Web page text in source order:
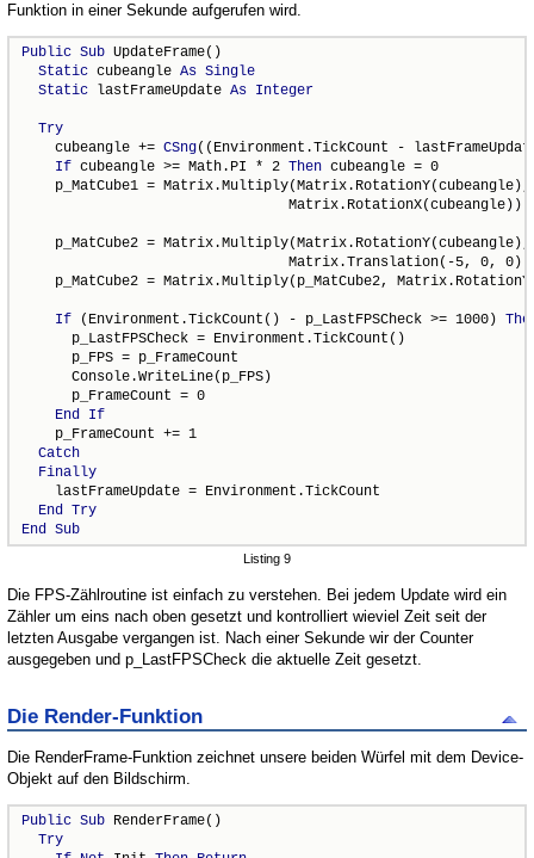
Funktion in einer Sekunde aufgerufen wird.
Public Sub UpdateFrame()
Static cubeangle As Single
Static lastFrameUpdate As Integer
Try
    cubeangle +=
CSng((Environment.TickCount -
If cubeangle >= Math.PI * 2 Then cubeangle = 0
p_MatCube1 = Matrix.Multiply(Matrix.RotationY(cubeangle),
                                Matrix.RotationX(cubeangle))
p_MatCube2 = Matrix.Multiply(Matrix.RotationY(cubeangle),
                                Matrix.Translation(-5, 0, 0))
p_MatCube2 = Matrix.Multiply(p_MatCube2,
If (Environment.TickCount() - p_LastFPSCheck >= 1000)
      p_LastFPSCheck = Environment.TickCount()
      p_FPS = p_FrameCount
      Console.WriteLine(p_FPS)
      p_FrameCount = 0
End If
    p_FrameCount += 1
Catch
Finally
    lastFrameUpdate = Environment.TickCount
End Try
End Sub
Listing 9
Die FPS-Zählroutine ist einfach zu verstehen. Bei jedem Update wird ein
Zähler um eins nach oben gesetzt und kontrolliert wieviel Zeit seit der
letzten Ausgabe vergangen ist. Nach einer Sekunde wir der Counter
ausgegeben und p_LastFPSCheck die aktuelle Zeit gesetzt.
Die Render-Funktion
Die RenderFrame-Funktion zeichnet unsere beiden Würfel mit dem Device-
Objekt auf den Bildschirm.
Public Sub RenderFrame()
Try